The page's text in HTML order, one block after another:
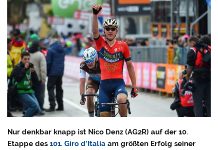
Nur denkbar knapp ist Nico Denz (AG2R) auf der 10.
Etappe des101. Giro d’Italia am größten Erfolg seiner